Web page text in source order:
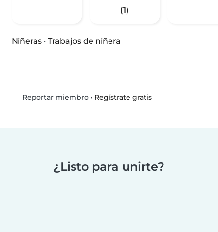
(1)
Niñeras · Trabajos de niñera
Reportar miembro• Regístrate gratis
¿Listo para unirte?